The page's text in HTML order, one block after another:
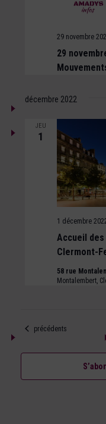
29
29 novembre
décembre 2022
JEU
1
Accueil
Clermont-
1 décembre
58 rue
Montalembert,
Évènements
précédents